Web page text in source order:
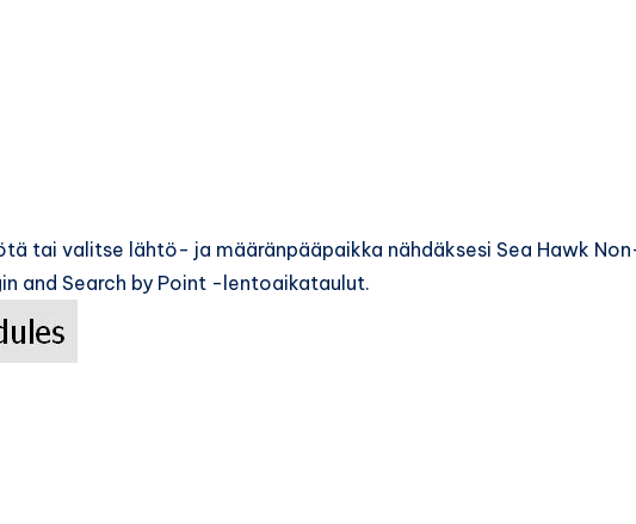
tai valitse lähtö- ja määränpääpaikka nähdäksesi Sea Hawk
and Search by Point -lentoaikataulut.